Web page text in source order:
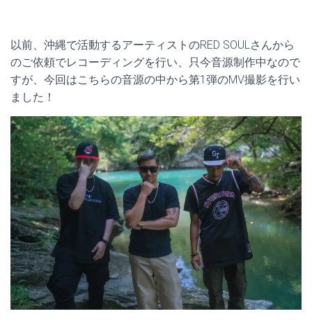
以前、沖縄で活動するアーティストのRED SOULさんから
のご依頼でレコーディングを行い、只今音源制作中なので
すが、今回はこちらの音源の中から第1弾のMV撮影を行い
ました！